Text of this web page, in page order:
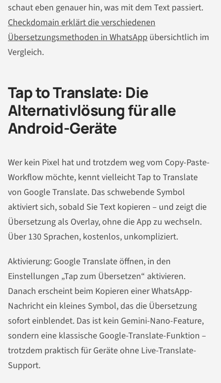
schaut eben genauer hin, was mit dem Text passiert.
Checkdomain erklärt die verschiedenen
Übersetzungsmethoden in WhatsApp übersichtlich im
Vergleich.
Tap to Translate: Die
Alternativlösung für alle
Android-Geräte
Wer kein Pixel hat und trotzdem weg vom Copy-Paste-
Workflow möchte, kennt vielleicht Tap to Translate
von Google Translate. Das schwebende Symbol
aktiviert sich, sobald Sie Text kopieren – und zeigt die
Übersetzung als Overlay, ohne die App zu wechseln.
Über 130 Sprachen, kostenlos, unkompliziert.
Aktivierung: Google Translate öffnen, in den
Einstellungen „Tap zum Übersetzen“ aktivieren.
Danach erscheint beim Kopieren einer WhatsApp-
Nachricht ein kleines Symbol, das die Übersetzung
sofort einblendet. Das ist kein Gemini-Nano-Feature,
sondern eine klassische Google-Translate-Funktion –
trotzdem praktisch für Geräte ohne Live-Translate-
Support.